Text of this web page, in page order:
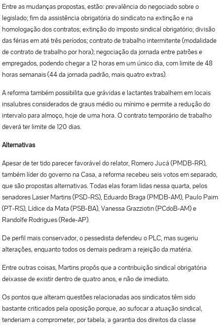
Entre as mudanças propostas, estão: prevalência do negociado sobre o
legislado; fim da assistência obrigatória do sindicato na extinção e na
homologação dos contratos; extinção do imposto sindical obrigatório; divisão
das férias em até três períodos; contrato de trabalho intermitente (modalidade
de contrato de trabalho por hora); negociação da jornada entre patrões e
empregados, podendo chegar a 12 horas em um único dia, com limite de 48
horas semanais (44 da jornada padrão, mais quatro extras).
A reforma também possibilita que grávidas e lactantes trabalhem em locais
insalubres considerados de graus médio ou mínimo e permite a redução do
intervalo para almoço, hoje de uma hora. O contrato temporário de trabalho
deverá ter limite de 120 dias.
Alternativas
Apesar de ter tido parecer favorável do relator, Romero Jucá (PMDB-RR),
também líder do governo na Casa, a reforma recebeu seis votos em separado,
que são propostas alternativas. Todas elas foram lidas nessa quarta, pelos
senadores Lasier Martins (PSD-RS), Eduardo Braga (PMDB-AM), Paulo Paim
(PT-RS), Lídice da Mata (PSB-BA), Vanessa Grazziotin (PCdoB-AM) e
Randolfe Rodrigues (Rede-AP).
De perfil mais conservador, o pessedista defendeu o PLC, mas sugeriu
alterações, enquanto todos os demais pediram a rejeição da matéria.
Entre outras coisas, Martins propôs que a contribuição sindical obrigatória
deixasse de existir dentro de quatro anos, e não de imediato.
Os pontos que alteram questões relacionadas aos sindicatos têm sido
bastante criticados pela oposição porque, ao sufocar a atuação sindical,
tenderiam a comprometer, por tabela, a garantia dos direitos da classe